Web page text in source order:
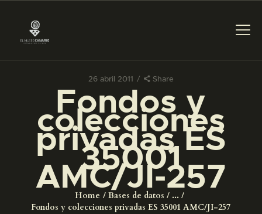
26 abril 2011 Share
Fondos y
colecciones
privadas ES
35001
AMC/JI-257
Home Bases de datos
...
Fondos y colecciones privadas ES 35001 AMC/JI-257
PREPARAR LA VISITA
ACTIVIDADES
█
EL MUSEO